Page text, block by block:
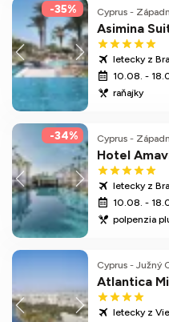
-35% Cyprus -
Asimina
letecky z
10.08. -
raňajky
-34% Cyprus -
letecky z
10.08. -
polpenzia
Cyprus - Južný
Atlantica
letecky z